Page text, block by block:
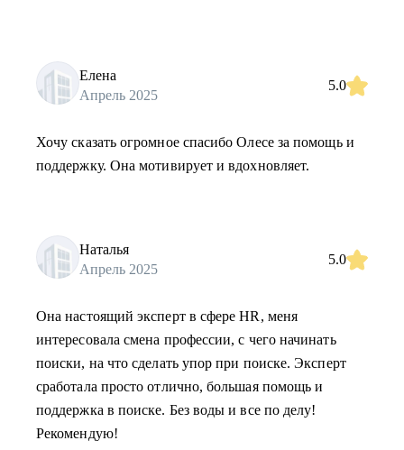
Елена
Апрель 2025
5.0
Хочу сказать огромное спасибо Олесе за помощь и
поддержку. Она мотивирует и вдохновляет.
Наталья
Апрель 2025
5.0
Она настоящий эксперт в сфере HR, меня
интересовала смена профессии, с чего начинать
поиски, на что сделать упор при поиске. Эксперт
сработала просто отлично, большая помощь и
поддержка в поиске. Без воды и все по делу!
Рекомендую!